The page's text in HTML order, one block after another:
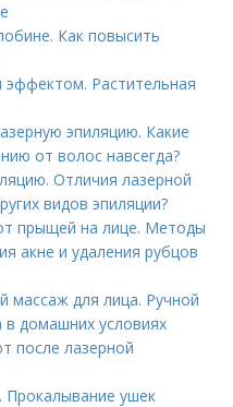
Как повысить
Растительная
эпиляцию. Какие
от волос навсегда?
Отличия лазерной
видов эпиляции?
прыщей на лице. Методы
акне и удаления рубцов
для лица. Ручной
домашних условиях
после лазерной
Прокалывание ушек